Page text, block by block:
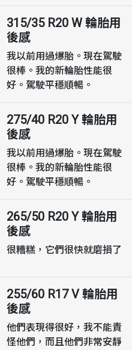
315/35 R20 W 輪胎用
後感
我以前用過爆胎。現在駕駛
很棒。我的新輪胎性能很
好。駕駛平穩順暢。
275/40 R20 Y 輪胎用
後感
我以前用過爆胎。現在駕駛
很棒。我的新輪胎性能很
好。駕駛平穩順暢。
265/50 R20 Y 輪胎用
後感
很糟糕，它們很快就磨損了
255/60 R17 V 輪胎用
後感
他們表現得很好，我不能責
怪他們，而且他們非常安靜